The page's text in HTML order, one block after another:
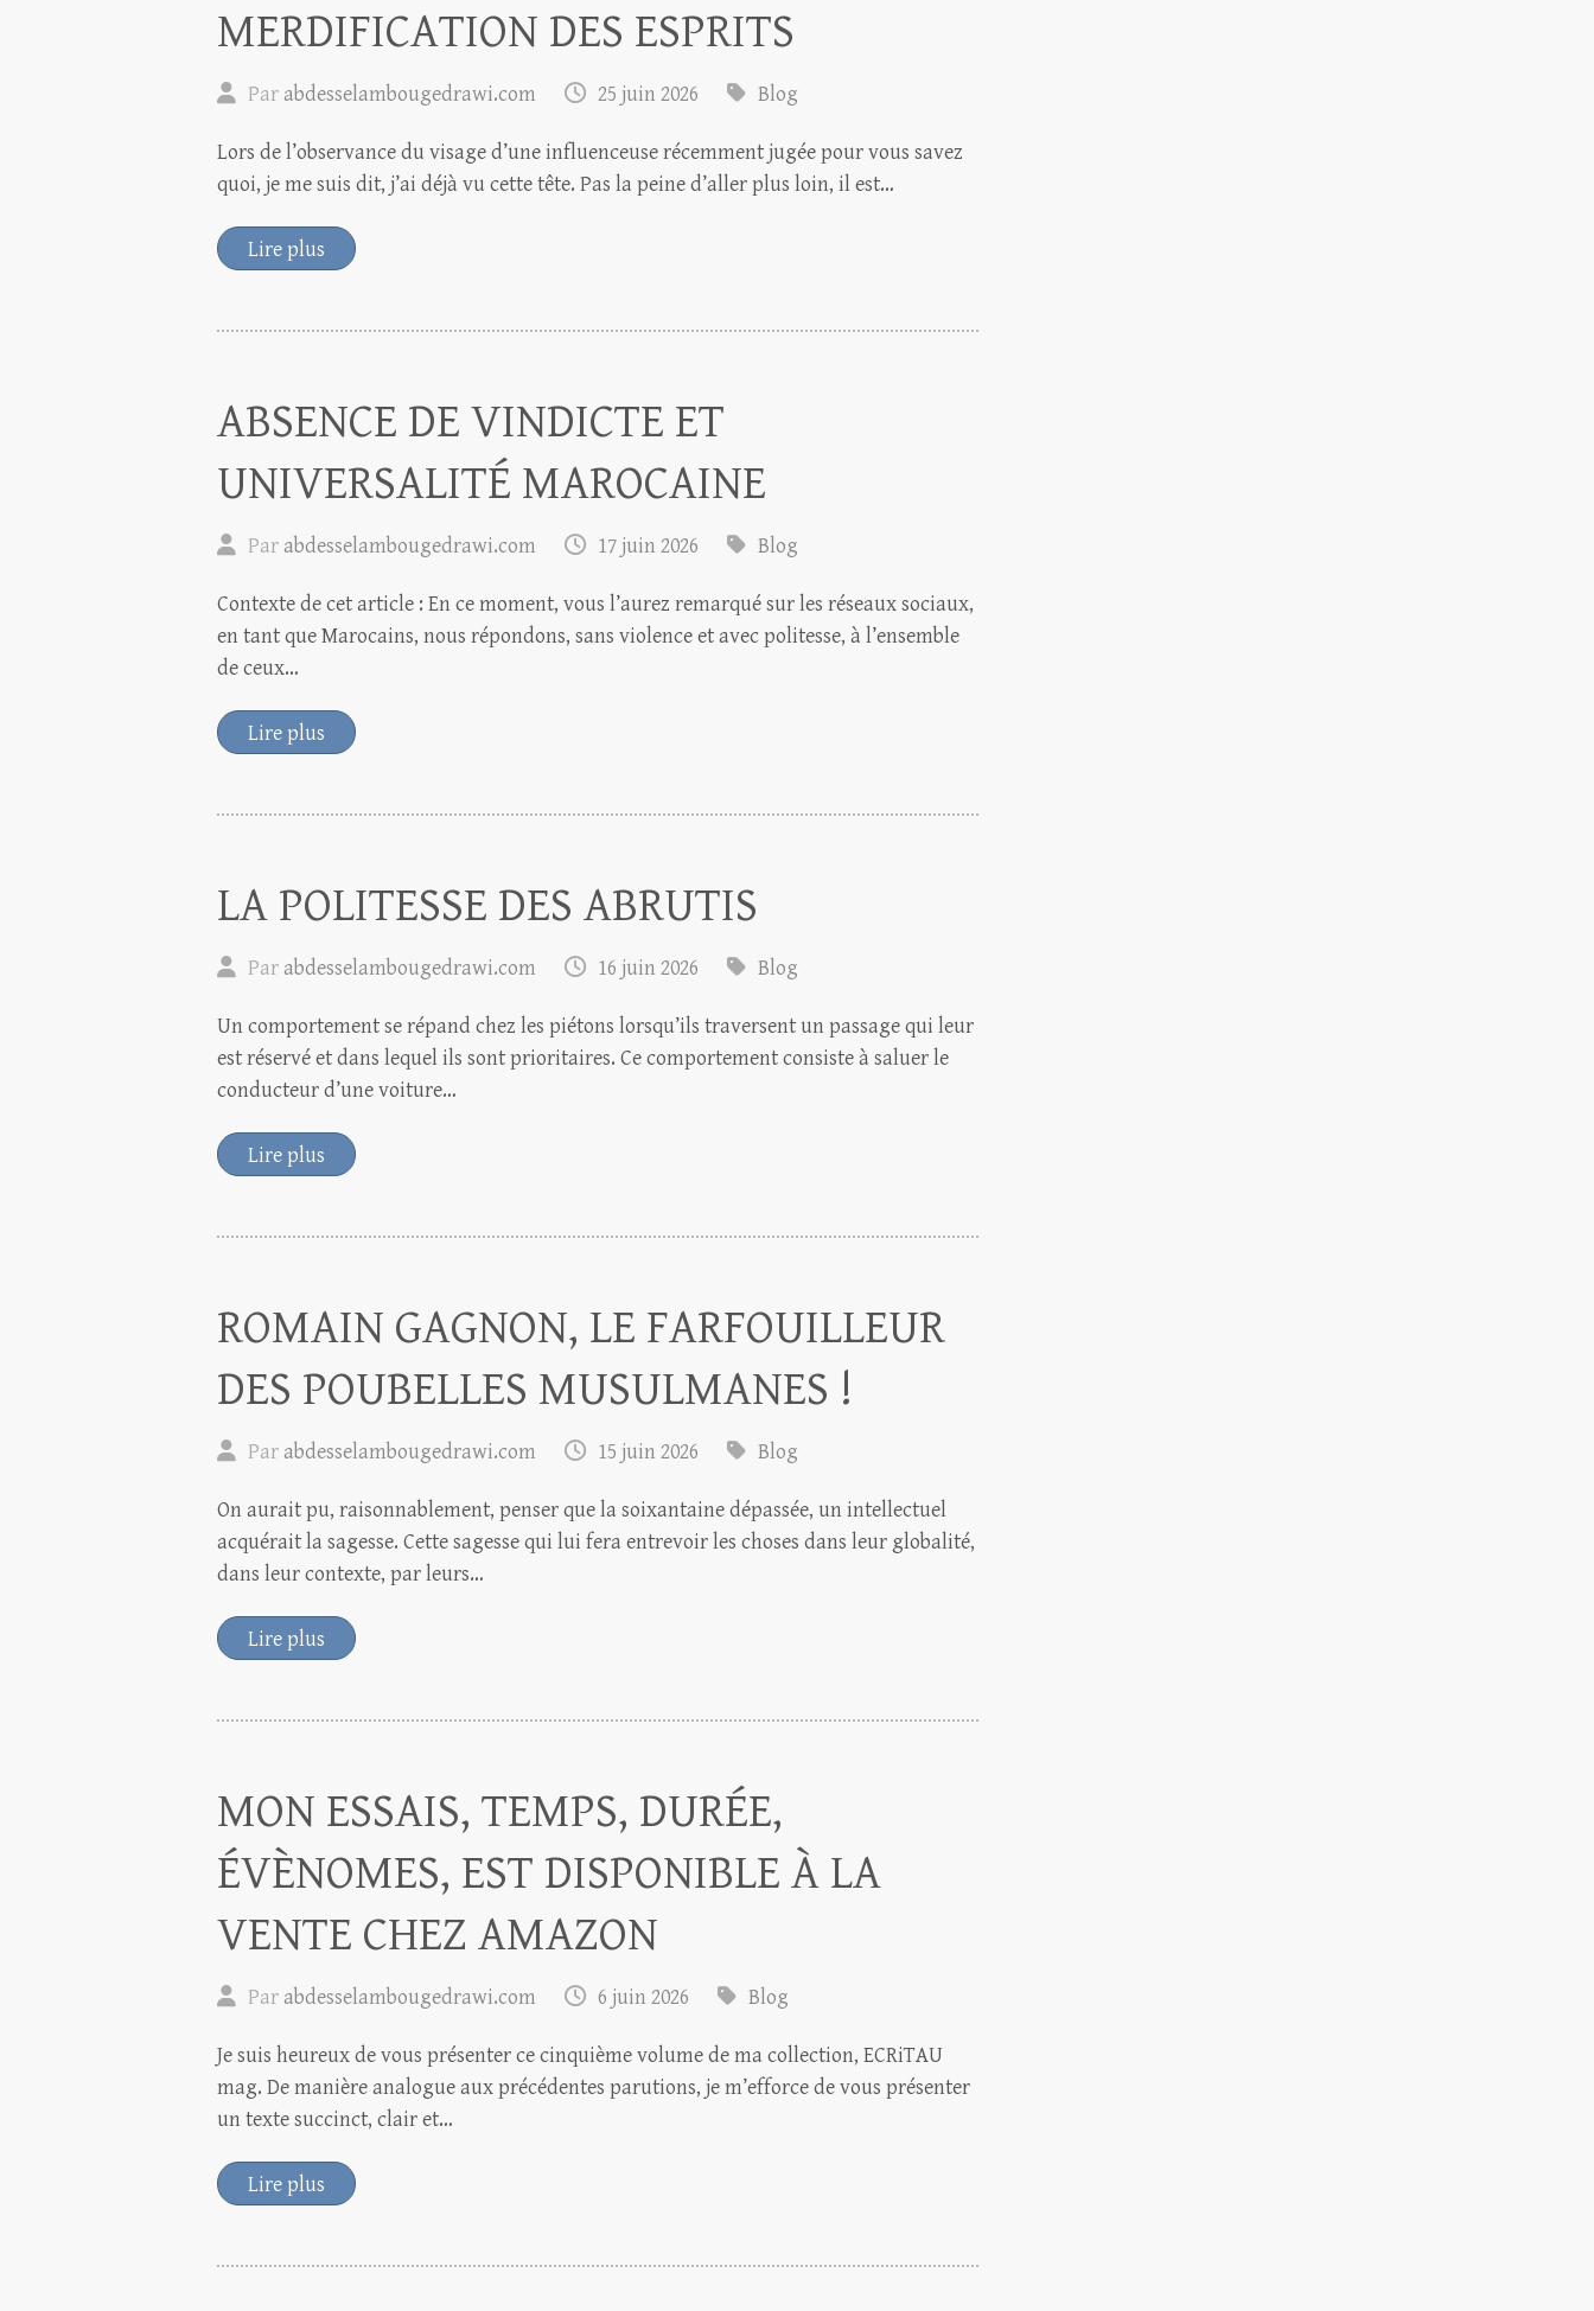
MERDIFICATION DES ESPRITS
Par abdesselambougedrawi.com 25 juin 2026 Blog
Lors de l’observance du visage d’une influenceuse récemment jugée pour vous savez
quoi, je me suis dit, j’ai déjà vu cette tête. Pas la peine d’aller plus loin, il est…
Lire plus
ABSENCE DE VINDICTE ET
UNIVERSALITÉ MAROCAINE
Par abdesselambougedrawi.com 17 juin 2026 Blog
Contexte de cet article : En ce moment, vous l’aurez remarqué sur les réseaux sociaux,
en tant que Marocains, nous répondons, sans violence et avec politesse, à l’ensemble
de ceux…
Lire plus
LA POLITESSE DES ABRUTIS
Par abdesselambougedrawi.com 16 juin 2026 Blog
Un comportement se répand chez les piétons lorsqu’ils traversent un passage qui leur
est réservé et dans lequel ils sont prioritaires. Ce comportement consiste à saluer le
conducteur d’une voiture…
Lire plus
ROMAIN GAGNON, LE FARFOUILLEUR
DES POUBELLES MUSULMANES !
Par abdesselambougedrawi.com 15 juin 2026 Blog
On aurait pu, raisonnablement, penser que la soixantaine dépassée, un intellectuel
acquérait la sagesse. Cette sagesse qui lui fera entrevoir les choses dans leur globalité,
dans leur contexte, par leurs…
Lire plus
MON ESSAIS, TEMPS, DURÉE,
ÉVÈNOMES, EST DISPONIBLE À LA
VENTE CHEZ AMAZON
Par abdesselambougedrawi.com 6 juin 2026 Blog
Je suis heureux de vous présenter ce cinquième volume de ma collection, ECRiTAU
mag. De manière analogue aux précédentes parutions, je m’efforce de vous présenter
un texte succinct, clair et…
Lire plus